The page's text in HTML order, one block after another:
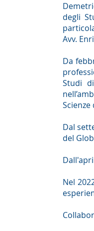
degli
Avv.
Da
Studi
Dal
del
Nel